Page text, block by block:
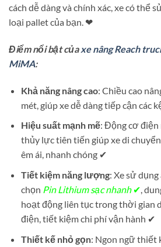
cách dễ dàng và chính xác, xe có thể
loại pallet của bạn. ❤
Điểm nổi bật củaxe nâng Reach
MiMA:
Khả năng nâng cao: Chiều cao
mét, giúp xe dễ dàng tiếp cận các
Hiệu suất mạnh mẽ: Động cơ điện
thủy lực tiên tiến giúp xe di
êm ái, nhanh chóng ✔
Tiết kiệm năng lượng: Xe sử
chọn Pin Lithium sạc nhanh✔,
hoạt động liên tục trong thời gian
điện, tiết kiệm chi phí vận hành ✔
Thiết kế nhỏ gọn: Ngon ngữ thiết